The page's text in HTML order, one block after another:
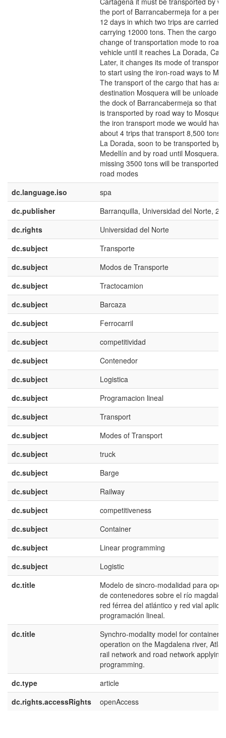
the port of Barrancabermeja for a
12 days in which two trips are carried
carrying 12000 tons. Then the cargo
change of transportation mode to road
vehicle until it reaches La Dorada,
Later, it changes its mode of transport
to start using the iron-road ways to
The transport of the cargo that has as
destination Mosquera will be unloaded
the dock of Barrancabermeja so that
is transported by road way to
the iron transport mode we would have
about 4 trips that transport 8,500 tons
La Dorada, soon to be transported by
Medellín and by road until Mosquera.
missing 3500 tons will be transported
road modes
dc.language.iso
spa
dc.publisher
Barranquilla, Universidad del Norte,
dc.rights
Universidad del Norte
dc.subject
Transporte
dc.subject
Modos de Transporte
dc.subject
Tractocamion
dc.subject
Barcaza
dc.subject
Ferrocarril
dc.subject
competitividad
dc.subject
Contenedor
dc.subject
Logistica
dc.subject
Programacion lineal
dc.subject
Transport
dc.subject
Modes of Transport
dc.subject
truck
dc.subject
Barge
dc.subject
Railway
dc.subject
competitiveness
dc.subject
Container
dc.subject
Linear programming
dc.subject
Logistic
dc.title
Modelo de sincro-modalidad para
de contenedores sobre el río
red férrea del atlántico y red vial
programación lineal.
dc.title
Synchro-modality model for container
operation on the Magdalena river,
rail network and road network applying
programming.
dc.type
article
dc.rights.accessRights
openAccess